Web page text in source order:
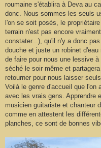
roumaine s'établira à Deva au
donc. Nous sommes les seuls
l'on se soit posés, le
terrain n'est pas encore
constater...), qu'il n'y a donc
douche et juste un robinet
de faire pour nous une lessive
séché le soir même et
retourner pour nous laisser
Voilà le genre d'accueil que l'on
avec les vrais gens. Apprendre
musicien guitariste et chanteur
comme en attestent les
planches, ce sont de bonnes